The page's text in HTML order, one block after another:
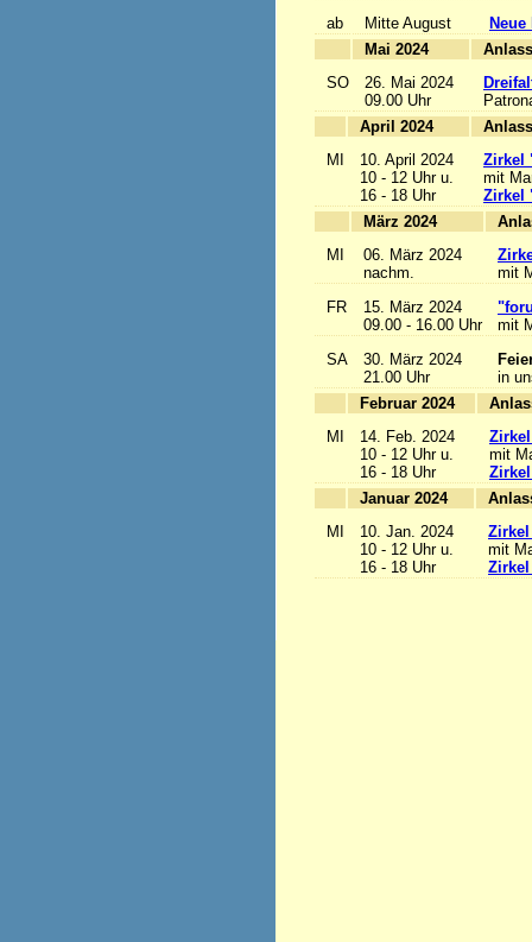
ab
Mitte August
Mai 2024
SO
26. Mai 2024
09.00 Uhr
April 2024
MI
10. April 2024
10 - 12 Uhr u.
16 - 18 Uhr
Zirkel
mit
Zirkel
März 2024
MI
06. März 2024
nachm.
mit
FR
15. März 2024
09.00 - 16.00 Uhr
mit
SA
30. März 2024
21.00 Uhr
in
Februar 2024
MI
14. Feb. 2024
10 - 12 Uhr u.
16 - 18 Uhr
mit
Januar 2024
MI
10. Jan. 2024
10 - 12 Uhr u.
16 - 18 Uhr
mit